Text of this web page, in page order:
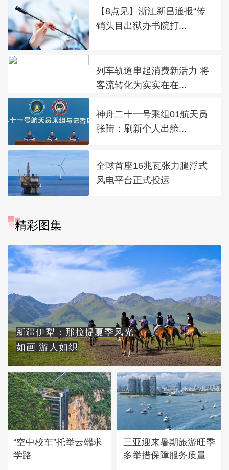
【8点见】浙江新昌通报“传
销头目出狱办书院打...
列车轨道串起消费新活力 将
客流转化为实实在在...
神舟二十一号乘组01航天员
张陆：刷新个人出舱...
全球首座16兆瓦张力腿浮式
风电平台正式投运
精彩图集
新疆伊犁：那拉提夏季风光
如画 游人如织
“空中校车”托举云端求
学路
三亚迎来暑期旅游旺季
多举措保障服务质量